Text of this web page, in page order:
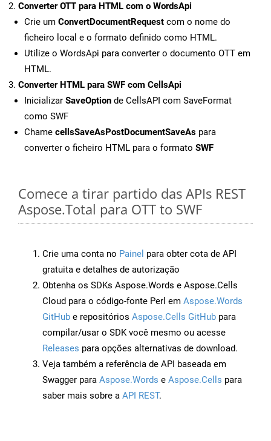
Converter OTT para HTML com o WordsApi
Crie um ConvertDocumentRequest com o nome do
ficheiro local e o formato definido como HTML.
Utilize o WordsApi para converter o documento OTT em
HTML.
Converter HTML para SWF com CellsApi
Inicializar SaveOption de CellsAPI com SaveFormat
como SWF
Chame cellsSaveAsPostDocumentSaveAs para
converter o ficheiro HTML para o formato SWF
Comece a tirar partido das APIs REST
Aspose.Total para OTT to SWF
Crie uma conta no Painel para obter cota de API
gratuita e detalhes de autorização
Obtenha os SDKs Aspose.Words e Aspose.Cells
Cloud para o código-fonte Perl em Aspose.Words
GitHub e repositórios Aspose.Cells GitHub para
compilar/usar o SDK você mesmo ou acesse
Releases para opções alternativas de download.
Veja também a referência de API baseada em
Swagger para Aspose.Words e Aspose.Cells para
saber mais sobre a API REST.